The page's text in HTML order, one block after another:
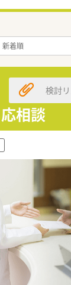
相談
検討